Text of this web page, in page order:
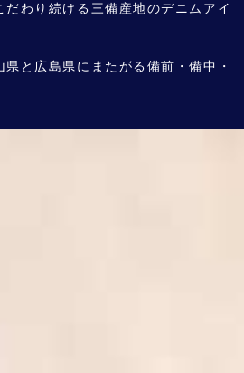
だわり続ける三備産地のデニムアイ
と広島県にまたがる備前・備中・